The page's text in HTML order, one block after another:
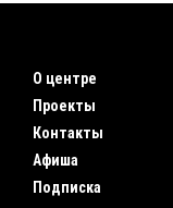
О центре
Проекты
Контакты
Афиша
Подписка